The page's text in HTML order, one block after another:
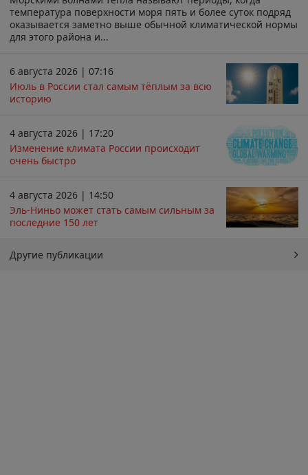
температура поверхности моря пять и более суток подряд
оказывается заметно выше обычной климатической нормы
для этого района и...
6 августа 2026 | 07:16
Июль в России стал самым тёплым за всю
историю
4 августа 2026 | 17:20
Изменение климата России происходит
очень быстро
4 августа 2026 | 14:50
Эль-Ниньо может стать самым сильным за
последние 150 лет
Другие публикации